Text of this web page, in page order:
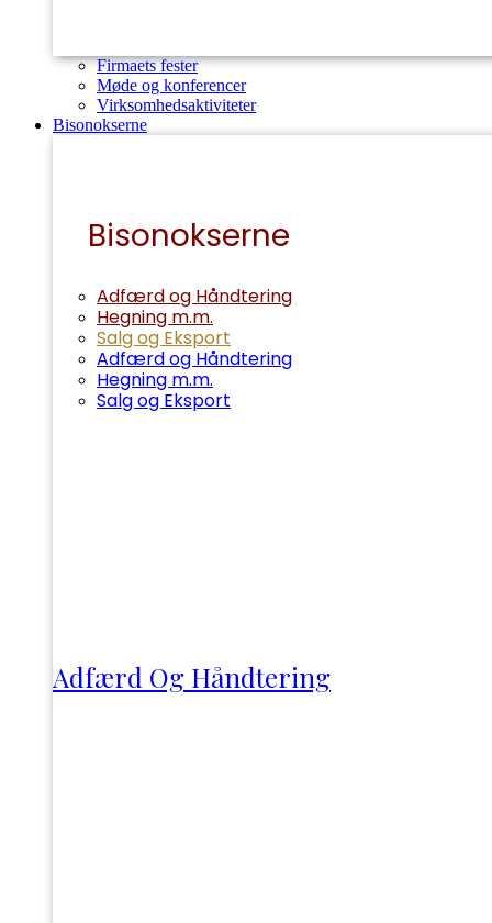
Firmaets fester
Møde og konferencer
Virksomhedsaktiviteter
Bisonokserne
Bisonokserne
Adfærd og Håndtering
Hegning m.m.
Salg og Eksport
Adfærd og Håndtering
Hegning m.m.
Salg og Eksport
Adfærd Og Håndtering